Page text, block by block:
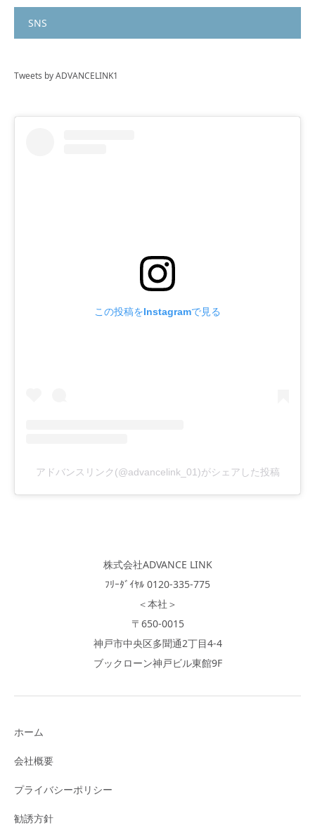
SNS
Tweets by ADVANCELINK1
この投稿をInstagramで見る
アドバンスリンク(@advancelink_01)がシェアした投稿
株式会社ADVANCE LINK
ﾌﾘｰﾀﾞｲﾔﾙ 0120-335-775
＜本社＞
〒650-0015
神戸市中央区多聞通2丁目4-4
ブックローン神戸ビル東館9F
ホーム
会社概要
プライバシーポリシー
勧誘方針